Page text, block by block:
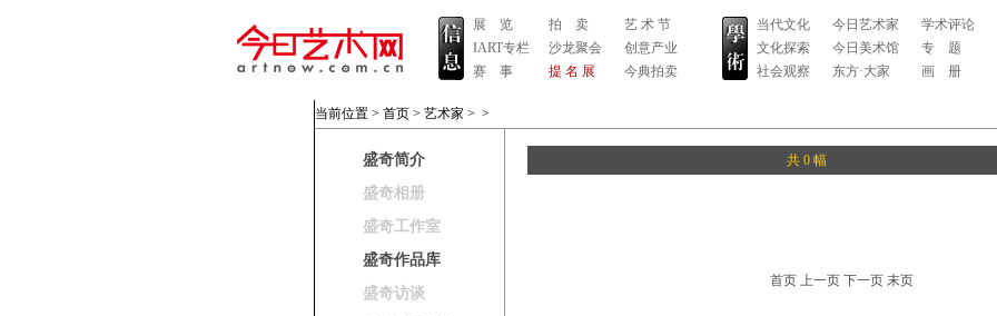
展 览
IART专栏
赛 事
拍 卖
沙龙聚会
提 名 展
艺 术 节
创意产业
今典拍卖
当代文化
文化探索
社会观察
今日艺术家
今日美术馆
东方·大家
学术评论
专 题
画 册
当前位置 > 首页 > 艺术家 > >
盛奇简介
盛奇相册
盛奇工作室
盛奇作品库
盛奇访谈
共 0 幅
首页 上一页 下一页 末页